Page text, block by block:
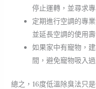
停止運轉，並尋求
定期進行空調的專
並延長空調的使用壽
如果家中有寵物，
間，避免寵物吸入
總之，16度低溫除臭法只